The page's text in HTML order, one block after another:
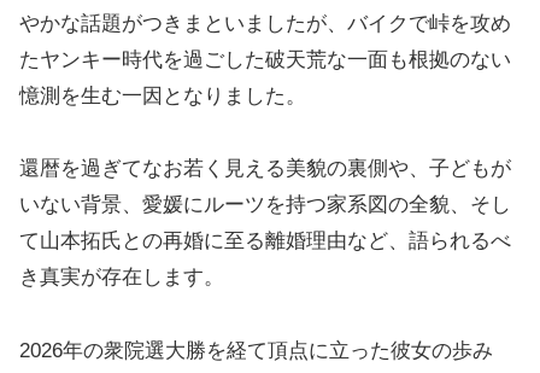
やかな話題がつきまといましたが、バイクで峠を攻め
たヤンキー時代を過ごした破天荒な一面も根拠のない
憶測を生む一因となりました。
還暦を過ぎてなお若く見える美貌の裏側や、子どもが
いない背景、愛媛にルーツを持つ家系図の全貌、そし
て山本拓氏との再婚に至る離婚理由など、語られるべ
き真実が存在します。
2026年の衆院選大勝を経て頂点に立った彼女の歩み